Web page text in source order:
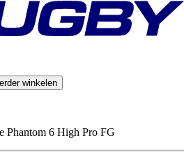
winkelen
Phantom 6 High Pro FG